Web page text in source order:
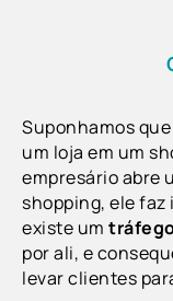
Suponhamos
um loja em um
empresário abre
shopping, ele faz
existe um
por ali, e
levar clientes